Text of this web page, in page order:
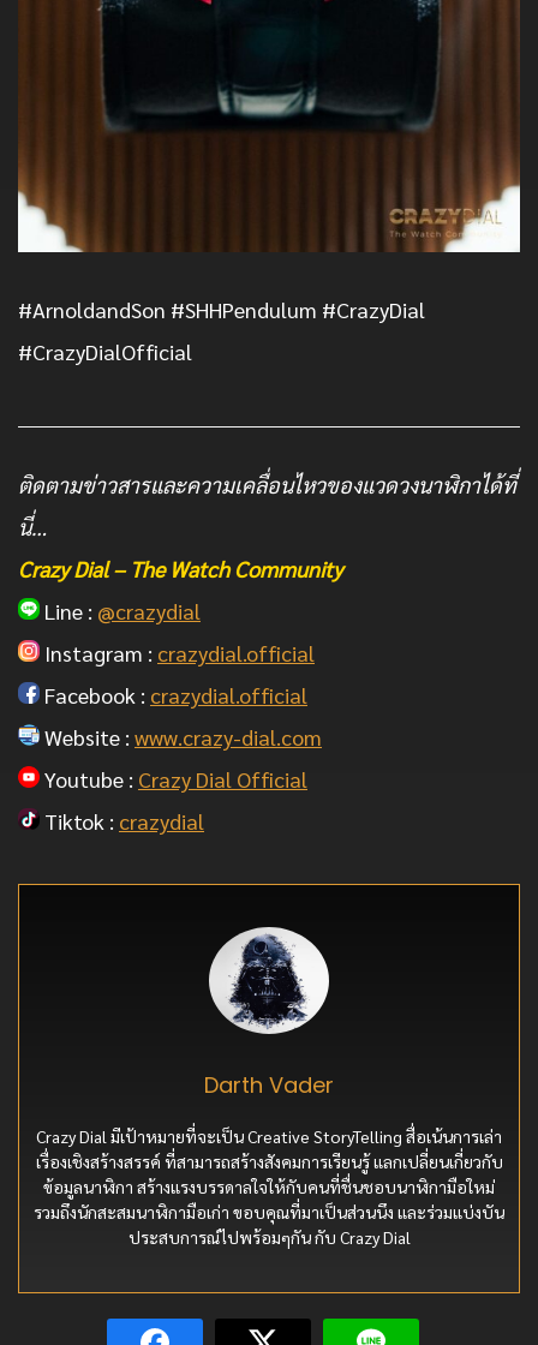
#ArnoldandSon #SHHPendulum #CrazyDial
#CrazyDialOfficial
ติดตามข่าวสารและความเคลื่อนไหวของแวดวงนาฬิกาได้ที่
นี่…
Crazy Dial – The Watch Community
Line : @crazydial
Instagram : crazydial.official
Facebook : crazydial.official
Website : www.crazy-dial.com
Youtube : Crazy Dial Official
Tiktok : crazydial
Darth Vader
Crazy Dial มีเป้าหมายที่จะเป็น Creative StoryTelling สื่อเน้นการเล่า
เรื่องเชิงสร้างสรรค์ ที่สามารถสร้างสังคมการเรียนรู้ แลกเปลี่ยนเกี่ยวกับ
ข้อมูลนาฬิกา สร้างแรงบรรดาลใจให้กับคนที่ชื่นชอบนาฬิกามือใหม่
รวมถึงนักสะสมนาฬิกามือเก่า ขอบคุณที่มาเป็นส่วนนึง และร่วมแบ่งบัน
ประสบการณ์ไปพร้อมๆกัน กับ Crazy Dial